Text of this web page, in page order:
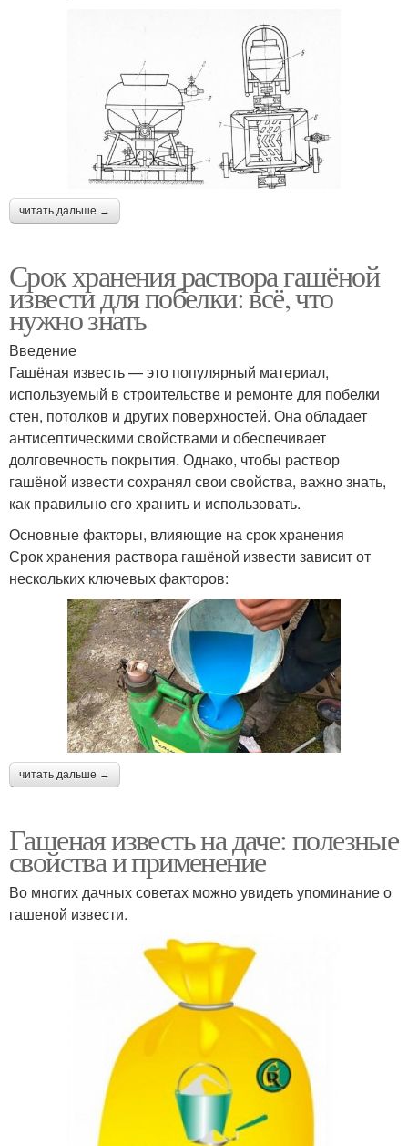
читать дальше →
Срок хранения раствора гашёной
извести для побелки: всё, что
нужно знать
Введение
Гашёная известь — это популярный материал,
используемый в строительстве и ремонте для побелки
стен, потолков и других поверхностей. Она обладает
антисептическими свойствами и обеспечивает
долговечность покрытия. Однако, чтобы раствор
гашёной извести сохранял свои свойства, важно знать,
как правильно его хранить и использовать.
Основные факторы, влияющие на срок хранения
Срок хранения раствора гашёной извести зависит от
нескольких ключевых факторов:
читать дальше →
Гашеная известь на даче: полезные
свойства и применение
Во многих дачных советах можно увидеть упоминание о
гашеной извести.